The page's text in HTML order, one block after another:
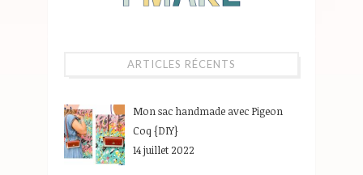
ARTICLES RÉCENTS
Mon sac handmade avec Pigeon
Coq {DIY}
14 juillet 2022